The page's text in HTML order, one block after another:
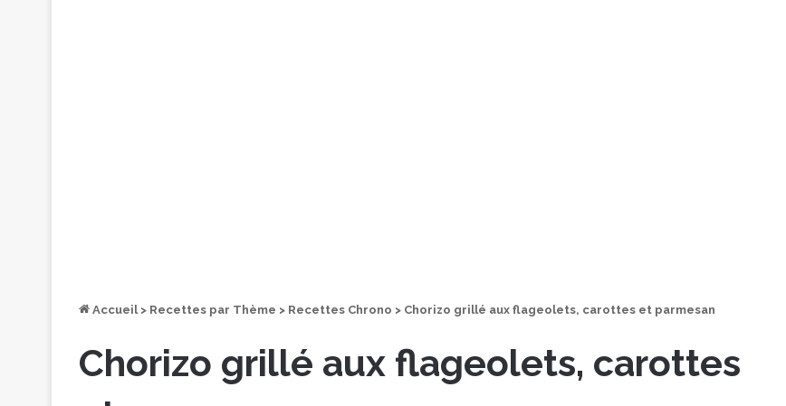
Accueil > Recettes par Thème > Recettes Chrono > Chorizo grillé aux flageolets, carottes et parmesan
Chorizo grillé aux flageolets, carottes